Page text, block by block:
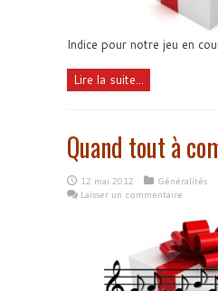
Indice pour notre jeu en
Lire la suite...
Quand tout à
12 mai 2012
Généralités
Laisser un commentaire